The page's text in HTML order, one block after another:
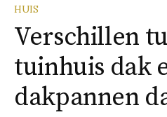
HUIS
Verschillen
tuinhuis dak
dakpannen